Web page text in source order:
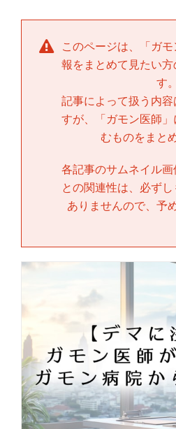
このページは、「 ガモ
報をまとめて見たい
す。
記事によって扱う内容
すが、「 ガモン医師
むものをまと
各記事のサムネイル画
との関連性は、必ず
ありませんので、予